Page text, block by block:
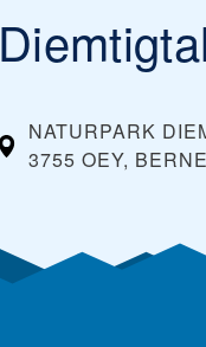
NATURPARK
3755 OEY,